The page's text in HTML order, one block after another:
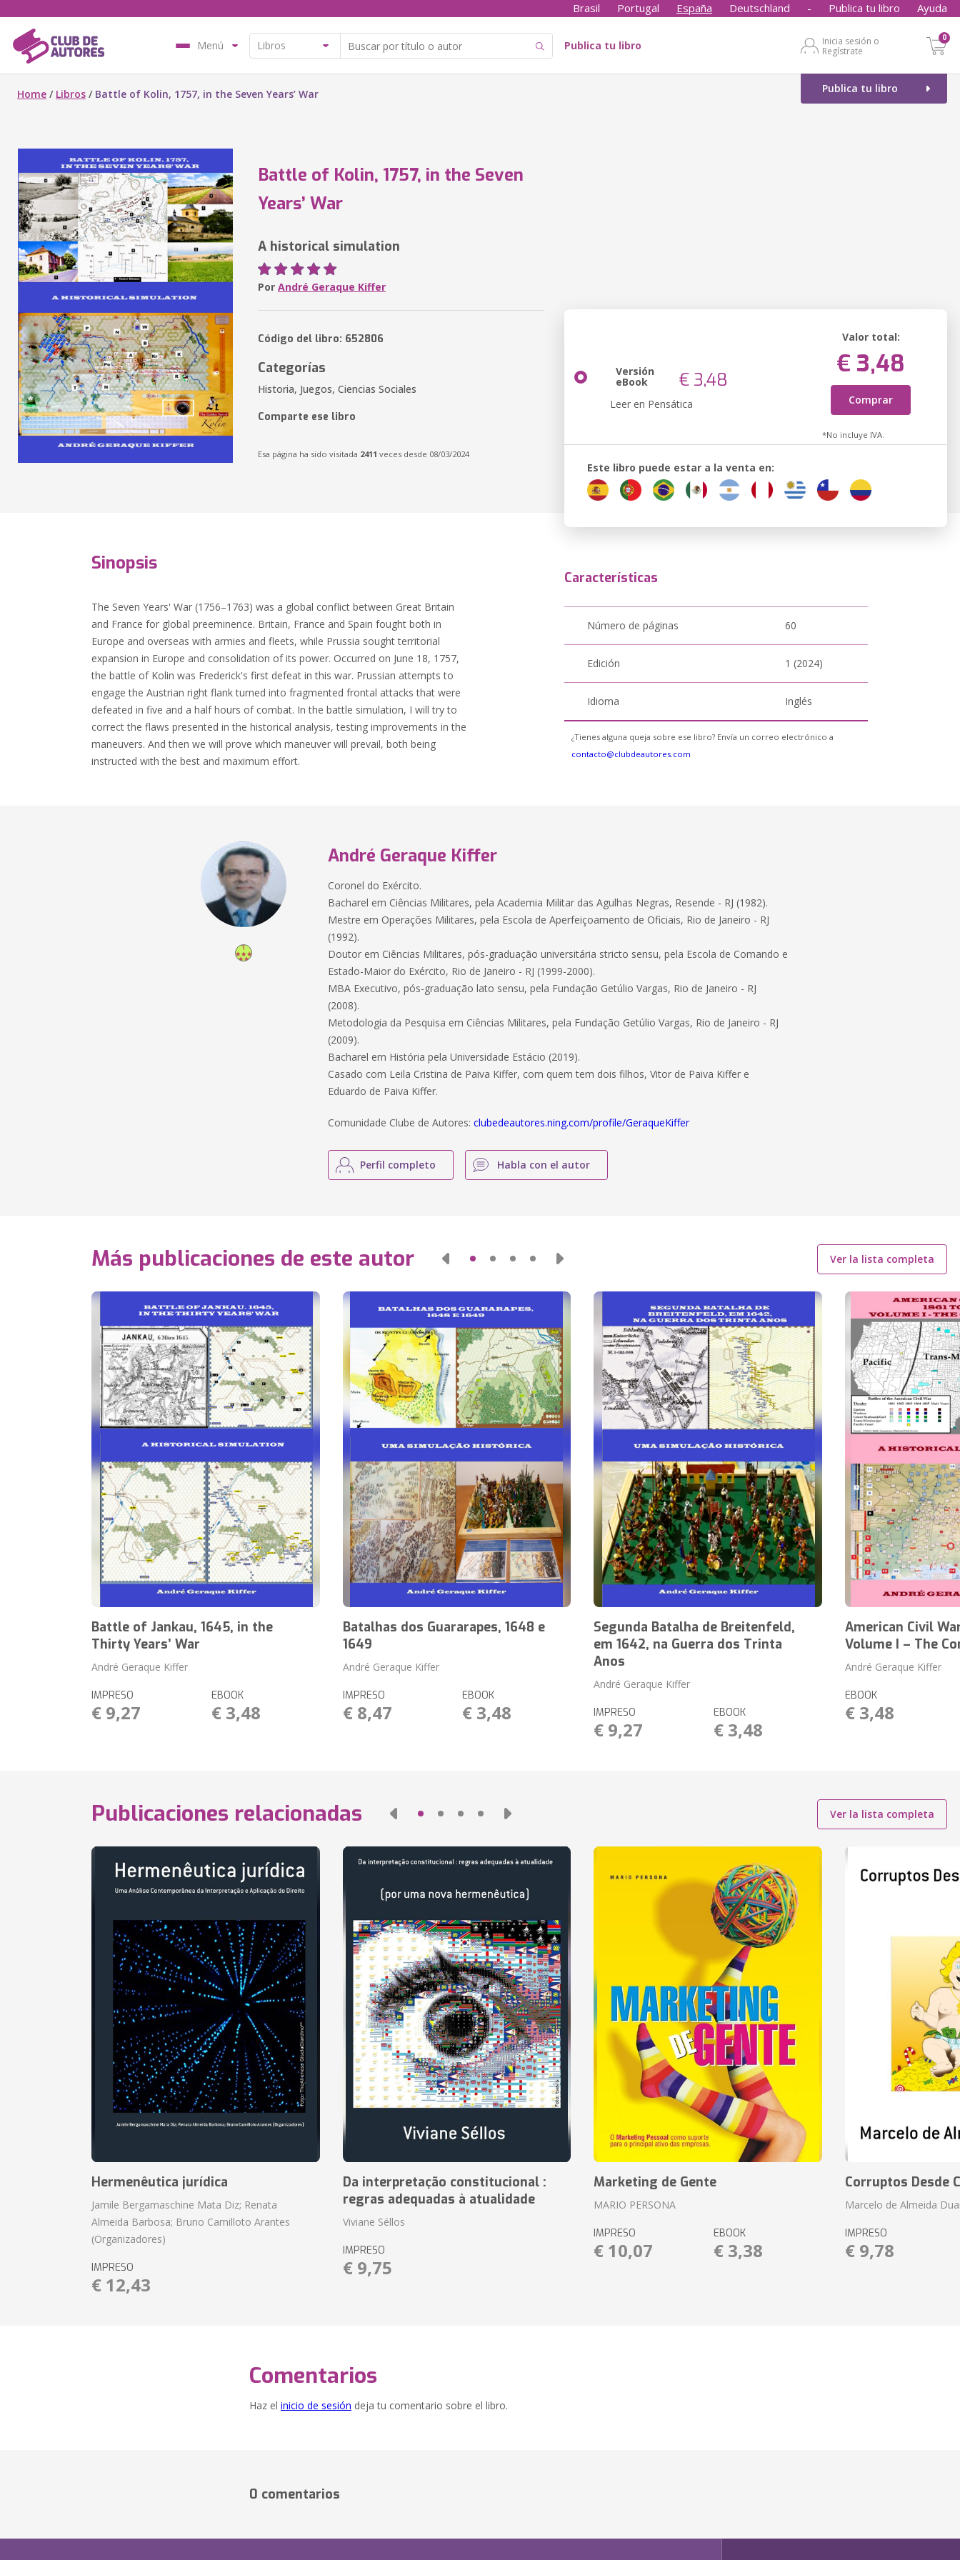
Brasil Portugal España Deutschland - Publica tu libro Ayuda
Menú Publica tu libro
Inicia sesión o
Regístrate
0
Publica tu libro
Home / Libros / Battle of Kolin, 1757, in the Seven Years’ War
Battle of Kolin, 1757, in the Seven
Years’ War
A historical simulation
Por André Geraque Kiffer
Código del libro: 652806
Categorías
Historia, Juegos, Ciencias Sociales
Comparte ese libro
Esa página ha sido visitada 2411 veces desde 08/03/2024
Versión
eBook € 3,48
Leer en Pensática
Valor total:
€ 3,48
Comprar
*No incluye IVA.
Este libro puede estar a la venta en:
Sinopsis
The Seven Years' War (1756–1763) was a global conflict between Great Britain
and France for global preeminence. Britain, France and Spain fought both in
Europe and overseas with armies and fleets, while Prussia sought territorial
expansion in Europe and consolidation of its power. Occurred on June 18, 1757,
the battle of Kolin was Frederick's first defeat in this war. Prussian attempts to
engage the Austrian right flank turned into fragmented frontal attacks that were
defeated in five and a half hours of combat. In the battle simulation, I will try to
correct the flaws presented in the historical analysis, testing improvements in the
maneuvers. And then we will prove which maneuver will prevail, both being
instructed with the best and maximum effort.
Características
Número de páginas 60
Edición 1 (2024)
Idioma Inglés
¿Tienes alguna queja sobre ese libro? Envía un correo electrónico a
contacto@clubdeautores.com
André Geraque Kiffer
Coronel do Exército.
Bacharel em Ciências Militares, pela Academia Militar das Agulhas Negras, Resende - RJ (1982).
Mestre em Operações Militares, pela Escola de Aperfeiçoamento de Oficiais, Rio de Janeiro - RJ
(1992).
Doutor em Ciências Militares, pós-graduação universitária stricto sensu, pela Escola de Comando e
Estado-Maior do Exército, Rio de Janeiro - RJ (1999-2000).
MBA Executivo, pós-graduação lato sensu, pela Fundação Getúlio Vargas, Rio de Janeiro - RJ
(2008).
Metodologia da Pesquisa em Ciências Militares, pela Fundação Getúlio Vargas, Rio de Janeiro - RJ
(2009).
Bacharel em História pela Universidade Estácio (2019).
Casado com Leila Cristina de Paiva Kiffer, com quem tem dois filhos, Vitor de Paiva Kiffer e
Eduardo de Paiva Kiffer.
Comunidade Clube de Autores:clubedeautores.ning.com/profile/GeraqueKiffer
Perfil completo Habla con el autor
Más publicaciones de este autor Ver la lista completa
Battle of Jankau, 1645, in the
Thirty Years’ War
André Geraque Kiffer
IMPRESO
€ 9,27
EBOOK
€ 3,48
Batalhas dos Guararapes, 1648 e
1649
André Geraque Kiffer
IMPRESO
€ 8,47
EBOOK
€ 3,48
Segunda Batalha de Breitenfeld,
em 1642, na Guerra dos Trinta
Anos
André Geraque Kiffer
IMPRESO
€ 9,27
EBOOK
€ 3,48
American Civil
Volume I – The
André Geraque Kiffer
EBOOK
€ 3,48
Publicaciones relacionadas Ver la lista completa
Hermenêutica jurídica
Jamile Bergamaschine Mata Diz; Renata
Almeida Barbosa; Bruno Camilloto Arantes
(Organizadores)
IMPRESO
€ 12,43
Da interpretação constitucional :
regras adequadas à atualidade
Viviane Séllos
IMPRESO
€ 9,75
Marketing de Gente
MARIO PERSONA
IMPRESO
€ 10,07
EBOOK
€ 3,38
Corruptos Desde
Marcelo de Almeida
IMPRESO
€ 9,78
Comentarios
Haz el inicio de sesión deja tu comentario sobre el libro.
0 comentarios